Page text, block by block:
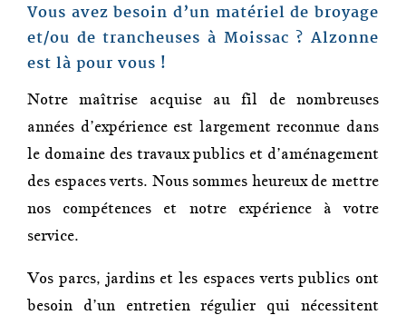
Vous avez besoin d’un matériel de broyage
et/ou de trancheuses à Moissac ? Alzonne
est là pour vous !
Notre maîtrise acquise au fil de nombreuses
années d’expérience est largement reconnue dans
le domaine des travaux publics et d’aménagement
des espaces verts. Nous sommes heureux de mettre
nos compétences et notre expérience à votre
service.
Vos parcs, jardins et les espaces verts publics ont
besoin d’un entretien régulier qui nécessitent